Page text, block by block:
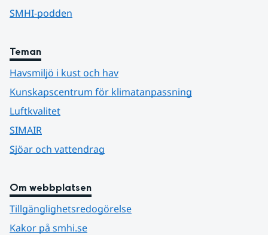
SMHI-podden
Teman
Havsmiljö i kust och hav
Kunskapscentrum för klimatanpassning
Luftkvalitet
SIMAIR
Sjöar och vattendrag
Om webbplatsen
Tillgänglighetsredogörelse
Kakor på smhi.se